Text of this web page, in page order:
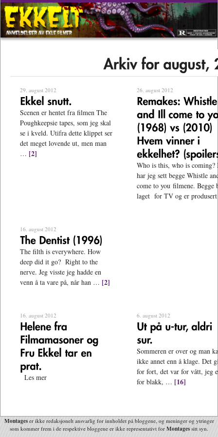
29. august 2012
Scenen er hentet fra filmen The
Poughkeepsie tapes, som jeg skal
se i kveld. Utifra dette klippet ser
det meget lovende ut, men man
… [2]
26. august 2012
Who is this, who is coming?
har jeg sett begge Whistle
come to you filmene. Begge
laget for TV og er
16. august 2012
The filth is everywhere. How
deep did it go? Right to the
nerve. Jeg visste jeg hadde en
venn å ta vare på, når han … [2]
16. august 2012
Les mer
6. august 2012
Sommeren er over og man
ikke annet enn å klage. Det
for fort, det var for vått, jeg
for blakk, … [16]
Montageser ikke redaksjonelt ansvarlig for innholdet på bloggene, og meninger og ytringer
som kommer frem i de respektive bloggene er ikke representativt for Montages sitt syn.